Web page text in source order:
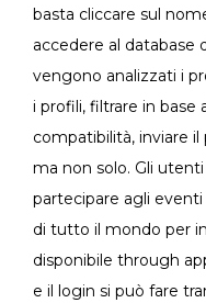
basta cliccare sul
accedere al database
vengono analizzati i
i profili, filtrare in base
compatibilità, inviare il
ma non solo. Gli
partecipare agli
di tutto il mondo per
disponibile through
e il login si può fare